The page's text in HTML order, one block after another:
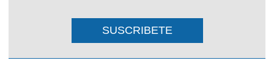
SUSCRIBETE